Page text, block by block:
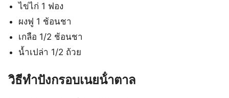
ไข่ไก่ 1 ฟอง
ผงฟู 1 ช้อนชา
เกลือ 1/2 ช้อนชา
น้ำเปล่า 1/2 ถ้วย
วิธีทำปังกรอบเนยน้ําตาล